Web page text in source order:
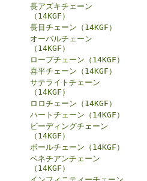
長アズキチェーン
（14KGF）
長目チェーン（14KGF）
オーバルチェーン
（14KGF）
ロープチェーン（14KGF）
喜平チェーン（14KGF）
サテライトチェーン
（14KGF）
ロロチェーン（14KGF）
ハートチェーン（14KGF）
ビーディングチェーン
（14KGF）
ボールチェーン（14KGF）
ベネチアンチェーン
（14KGF）